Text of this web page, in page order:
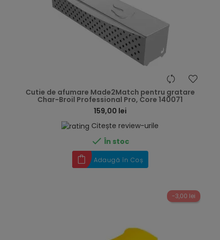
Cutie de afumare Made2Match pentru gratare
Char-Broil Professional Pro, Core 140071
159,00 lei
Citește review-urile
 În stoc
Adaugă în Coș
-3,00 lei